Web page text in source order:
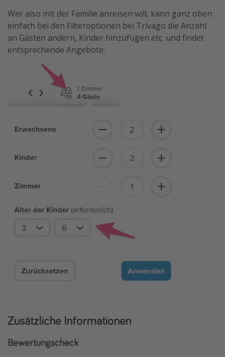
Wer also mit der Familie anreisen will, kann ganz oben
einfach bei den Filteroptionen bei Trivago die Anzahl
an Gästen ändern, Kinder hinzufügen etc. und findet
entsprechende Angebote:
Zusätzliche Informationen
Bewertungscheck